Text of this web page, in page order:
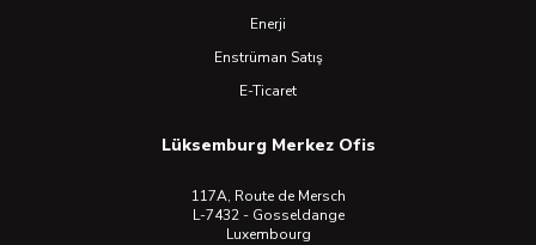
Enerji
Enstrüman Satış
E-Ticaret
Lüksemburg Merkez Ofis
117A, Route de Mersch
L-7432 - Gosseldange
Luxembourg